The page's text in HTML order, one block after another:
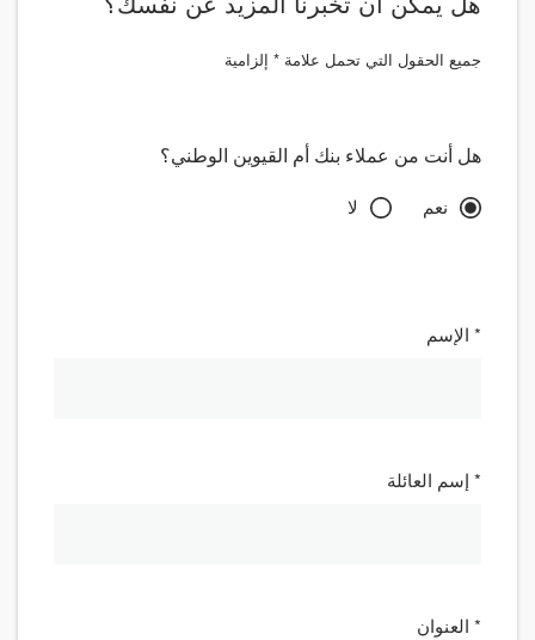
جميع الحقول التي تحمل علامة * إلزامية
هل أنت من عملاء بنك أم القيوين الوطني؟
نعم لا
* الإسم
* إسم العائلة
* العنوان